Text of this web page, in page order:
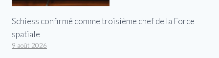
Schiess confirmé comme troisième chef de la Force
spatiale
9 août 2026